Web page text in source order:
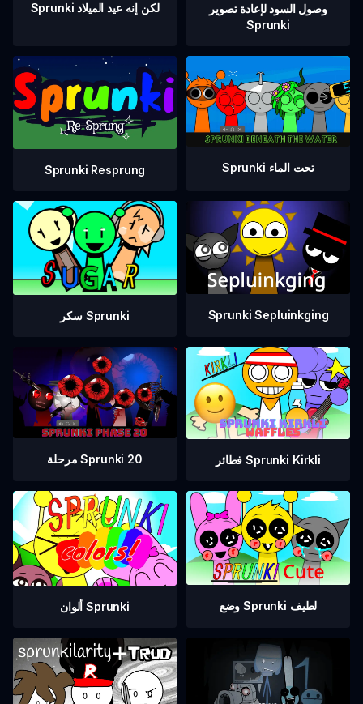
Sprunki لكن إنه عيد الميلاد
وصول السود لإعادة تصوير
Sprunki
Sprunki Resprung Sprunki تحت الماء
سكر Sprunki Sprunki Sepluinkging
مرحلة Sprunki 20 فطائر Sprunki Kirkli
ألوان Sprunki وضع Sprunki لطيف